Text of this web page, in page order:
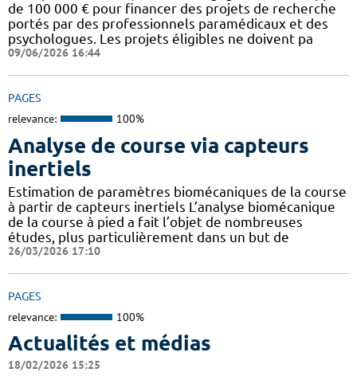
de 100 000 € pour financer des projets de recherche
portés par des professionnels paramédicaux et des
psychologues. Les projets éligibles ne doivent pa
09/06/2026 16:44
PAGES
relevance: 100%
Analyse de course via capteurs
inertiels
Estimation de paramètres biomécaniques de la course
à partir de capteurs inertiels L’analyse biomécanique
de la course à pied a fait l’objet de nombreuses
études, plus particulièrement dans un but de
26/03/2026 17:10
PAGES
relevance: 100%
Actualités et médias
18/02/2026 15:25